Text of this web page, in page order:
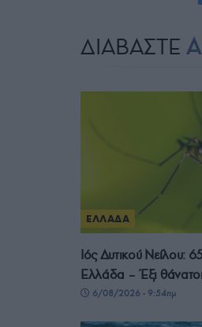
ΔΙΑΒΑΣΤΕ
ΕΛΛΑΔΑ
Ιός Δυτικού Νείλου:
Ελλάδα – Έξι
6/08/2026 - 9:54πμ